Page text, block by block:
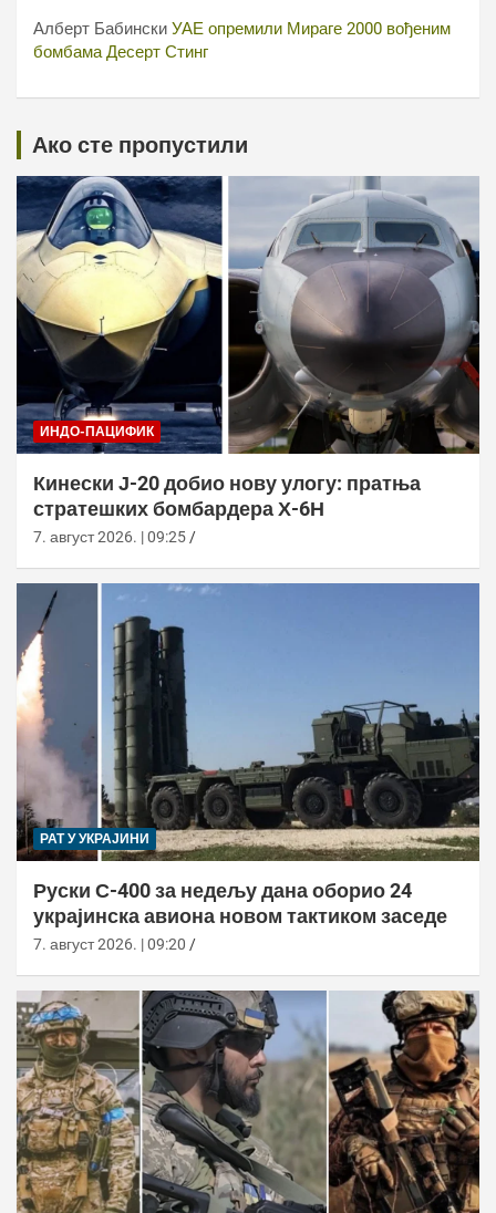
Алберт Бабински УАЕ опремили Мираге 2000 вођеним
бомбама Десерт Стинг
Ако сте пропустили
ИНДО-ПАЦИФИК
Кинески Ј-20 добио нову улогу: пратња
стратешких бомбардера Х-6Н
7. август 2026. | 09:25
РАТ У УКРАЈИНИ
Руски С-400 за недељу дана оборио 24
украјинска авиона новом тактиком заседе
7. август 2026. | 09:20